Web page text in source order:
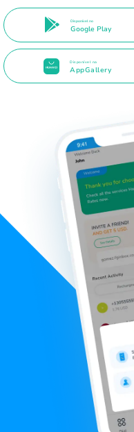
Disponível no
Google Play
Disponível na
AppGallery